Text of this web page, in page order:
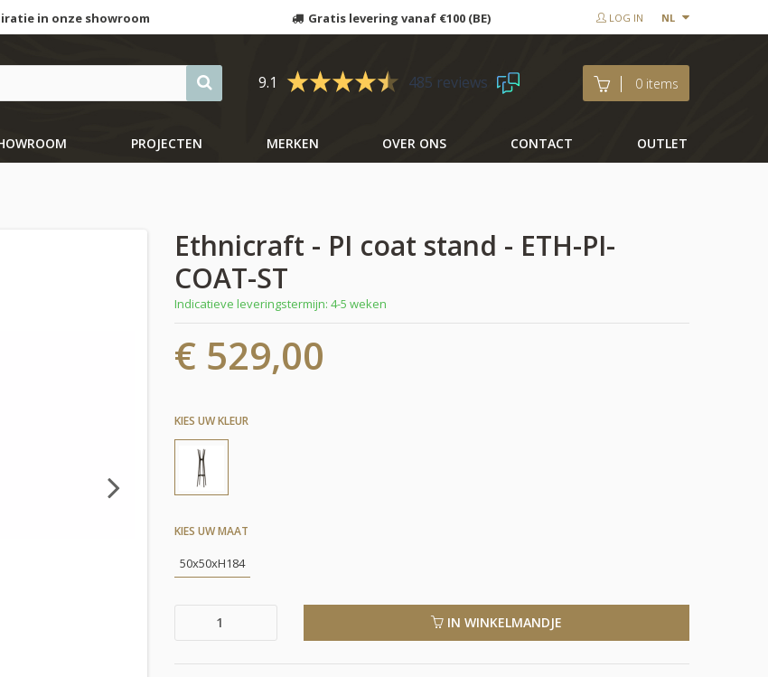
in onze showroom Gratis levering vanaf €100 (BE) LOG IN NL
9.1 485 reviews 0 items
PROJECTEN MERKEN OVER ONS CONTACT OUTLET
Ethnicraft - PI coat stand - ETH-PI-
COAT-ST
Indicatieve leveringstermijn: 4-5 weken
€ 529,00
KIES UW KLEUR
KIES UW MAAT
50x50xH184
IN WINKELMANDJE